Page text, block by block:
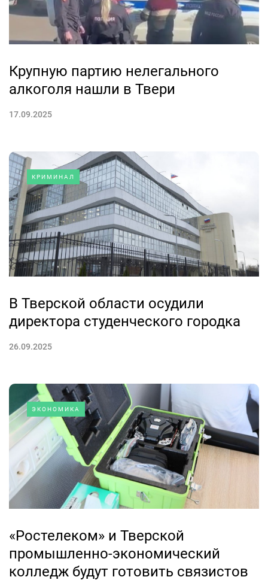
Крупную партию нелегального
алкоголя нашли в Твери
17.09.2025
КРИМИНАЛ
В Тверской области осудили
директора студенческого городка
26.09.2025
ЭКОНОМИКА
«Ростелеком» и Тверской
промышленно-экономический
колледж будут готовить связистов